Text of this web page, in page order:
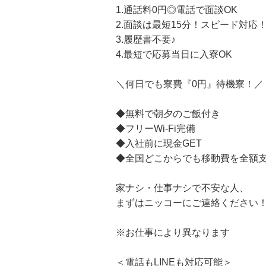
1.通話料0円◎電話で面談OK
2.面談は最短15分！スピード対応！
3.履歴書不要♪
4.最短で応募当日に入寮OK
＼何日でも寮費『0円』待機寮！／
◆無料で朝夕のご飯付き
◆フリーWi-Fi完備
◆入社前に現金GET
◆全国どこからでも移動費を全額
家ナシ・仕事ナシで不安な人、
まずはニッコーにご連絡ください！
※お仕事により異なります
＜電話もLINEも対応可能＞